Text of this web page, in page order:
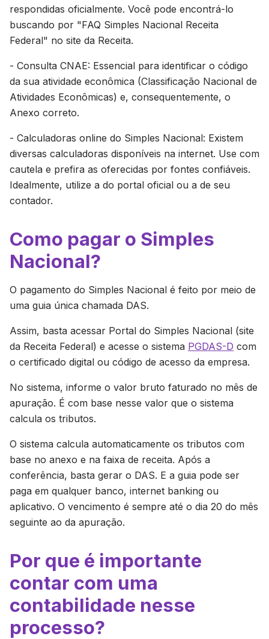
respondidas oficialmente. Você pode encontrá-lo
buscando por "FAQ Simples Nacional Receita
Federal" no site da Receita.
- Consulta CNAE: Essencial para identificar o código
da sua atividade econômica (Classificação Nacional de
Atividades Econômicas) e, consequentemente, o
Anexo correto.
- Calculadoras online do Simples Nacional: Existem
diversas calculadoras disponíveis na internet. Use com
cautela e prefira as oferecidas por fontes confiáveis.
Idealmente, utilize a do portal oficial ou a de seu
contador.
Como pagar o Simples
Nacional?
O pagamento do Simples Nacional é feito por meio de
uma guia única chamada DAS.
Assim, basta acessar Portal do Simples Nacional (site
da Receita Federal) e acesse o sistema PGDAS-D com
o certificado digital ou código de acesso da empresa.
No sistema, informe o valor bruto faturado no mês de
apuração. É com base nesse valor que o sistema
calcula os tributos.
O sistema calcula automaticamente os tributos com
base no anexo e na faixa de receita. Após a
conferência, basta gerar o DAS. E a guia pode ser
paga em qualquer banco, internet banking ou
aplicativo. O vencimento é sempre até o dia 20 do mês
seguinte ao da apuração.
Por que é importante
contar com uma
contabilidade nesse
processo?